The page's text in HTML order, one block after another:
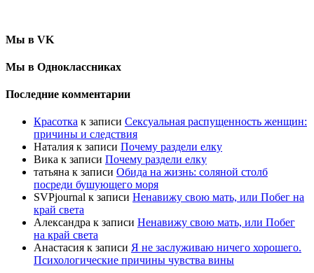
Мы в VK
Мы в Одноклассниках
Последние комментарии
Красотка к записи Сексуальная распущенность женщин:
причины и следствия
Наталия к записи Почему раздели елку
Вика к записи Почему раздели елку
татьяна к записи Обида на жизнь: соляной столб
посреди бушующего моря
SVPjournal к записи Ненавижу свою мать, или Побег на
край света
Александра к записи Ненавижу свою мать, или Побег
на край света
Анастасия к записи Я не заслуживаю ничего хорошего.
Психологические причины чувства вины